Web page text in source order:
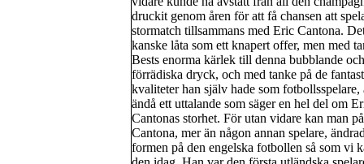
druckit genom åren för att få chansen att
stormatch tillsammans med Eric Cantona.
kanske låta som ett knapert offer, men med
Bests enorma kärlek till denna bubblande och
förrädiska dryck, och med tanke på de
kvaliteter han själv hade som fotbollsspelare,
ändå ett uttalande som säger en hel del om
Cantonas storhet. För utan vidare kan man
Cantona, mer än någon annan spelare,
formen på den engelska fotbollen så som vi